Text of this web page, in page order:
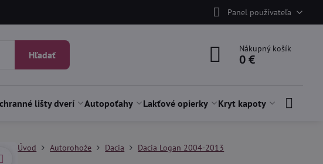
Panel používateľa
Hľadať
Nákupný košík
0 €
lišty dverí Autopoťahy Lakťové opierky Kryt kapoty
Úvod Autorohože Dacia Dacia Logan 2004-2013